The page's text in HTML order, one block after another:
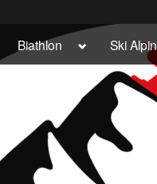
Biathlon Toggle
menu
Ski Alpin